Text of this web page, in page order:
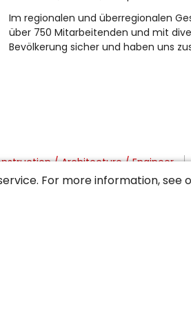
Im regionalen und überregionalen
über 750 Mitarbeitenden und mit
Bevölkerung sicher und haben uns
/ Architecture / Engineer
/ Manufacturing Marketing /
For more information, see